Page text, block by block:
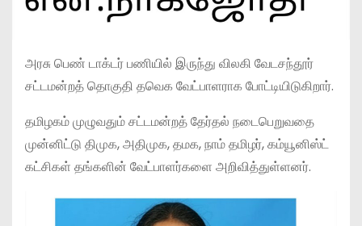
அரசு பெண் டாக்டர் பணியில் இருந்து விலகி வேடசந்தூர்
சட்டமன்றத் தொகுதி தவெக வேட்பாளராக போட்டியிடுகிறார்.
தமிழகம் முழுவதும் சட்டமன்றத் தேர்தல் நடைபெறுவதை
முன்னிட்டு திமுக, அதிமுக, தமக, நாம் தமிழர், கம்யூனிஸ்ட்
கட்சிகள் தங்களின் வேட்பாளர்களை அறிவித்துள்ளனர்.